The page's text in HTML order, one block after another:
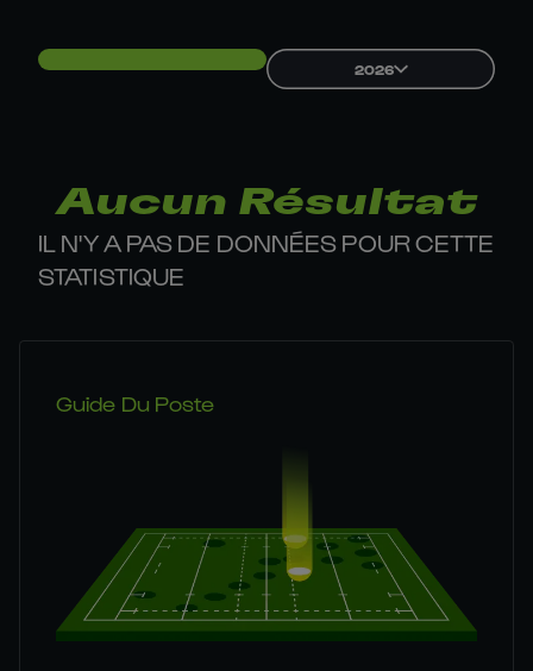
2026
Aucun Résultat
IL N'Y A PAS DE DONNÉES POUR CETTE
STATISTIQUE
Guide Du Poste